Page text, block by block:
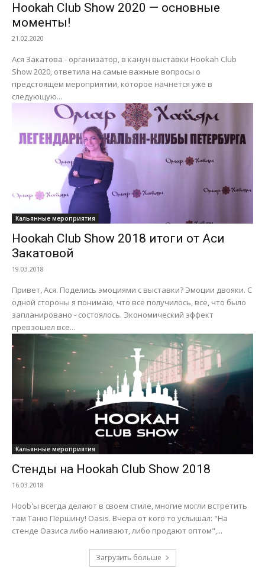
Hookah Club Show 2020 — основные
моменты!
21.02.2020
Ася Закатова - организатор, в канун выставки Hookah Club
Show 2020, ответила на самые важные вопросы о
предстоящем мероприятии, которое начнется уже в
следующую...
Кальянные мероприятия
Hookah Club Show 2018 итоги от Аси
Закатовой
19.03.2018
Привет, Ася. Поделись эмоциями с выставки? Эмоции двояки. С
одной стороны я понимаю, что все получилось, все, что было
запланировано - состоялось. Экономический эффект
превзошел все...
Кальянные мероприятия
Стенды на Hookah Club Show 2018
16.03.2018
Hoob'ы всегда делают в своем стиле, многие могли встретить
там Таню Першину! Oasis. Вчера от кого то услышал: "На
стенде Оазиса либо наливают, либо продают оптом",...
Загрузить больше